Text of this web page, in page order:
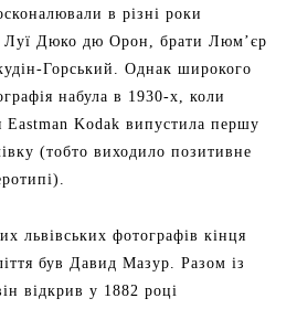
в різні роки
Луї Дюко дю Орон, брати Люм’єр
Горський. Однак широкого
набула в 1930-х, коли
Eastman Kodak випустила першу
(тобто виходило позитивне
львівських фотографів кінця
був Давид Мазур. Разом із
відкрив у 1882 році